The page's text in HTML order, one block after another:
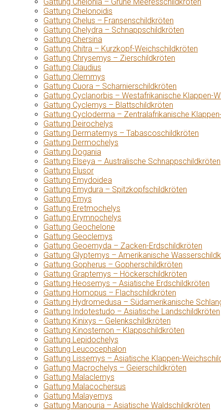
Gattung Chelonoidis
Gattung Chelus – Fransenschildkröten
Gattung Chelydra – Schnappschildkröten
Gattung Chersina
Gattung Chitra – Kurzkopf-Weichschildkröten
Gattung Chrysemys – Zierschildkröten
Gattung Claudius
Gattung Clemmys
Gattung Cuora – Scharnierschildkröten
Gattung Cyclanorbis – Westafrikanische Klappen-
Gattung Cyclemys – Blattschildkröten
Gattung Cycloderma – Zentralafrikanische
Gattung Deirochelys
Gattung Dermatemys – Tabascoschildkröten
Gattung Dermochelys
Gattung Dogania
Gattung Elseya – Australische Schnappschildkröten
Gattung Elusor
Gattung Emydoidea
Gattung Emydura – Spitzkopfschildkröten
Gattung Emys
Gattung Eretmochelys
Gattung Erymnochelys
Gattung Geochelone
Gattung Geoclemys
Gattung Geoemyda – Zacken-Erdschildkröten
Gattung Glyptemys – Amerikanische
Gattung Gopherus – Gopherschildkröten
Gattung Graptemys – Höckerschildkröten
Gattung Heosemys – Asiatische Erdschildkröten
Gattung Homopus – Flachschildkröten
Gattung Hydromedusa – Südamerikanische
Gattung Indotestudo – Asiatische Landschildkröten
Gattung Kinixys – Gelenkschildkröten
Gattung Kinosternon – Klappschildkröten
Gattung Lepidochelys
Gattung Leucocephalon
Gattung Lissemys – Asiatische Klappen-
Gattung Macrochelys – Geierschildkröten
Gattung Malaclemys
Gattung Malacochersus
Gattung Malayemys
Gattung Manouria – Asiatische Waldschildkröten